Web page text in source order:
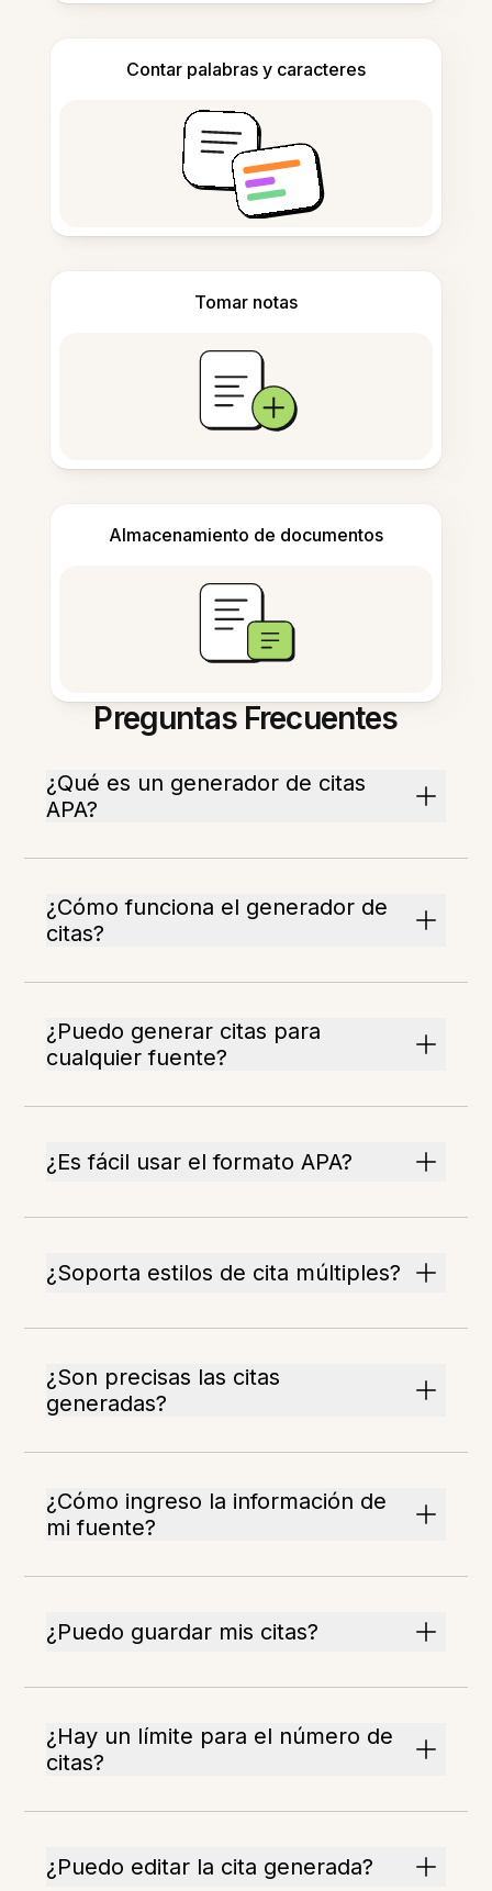
Contar palabras y caracteres
Tomar notas
Almacenamiento de documentos
Preguntas Frecuentes
¿Qué es un generador de citas
APA?
¿Cómo funciona el generador de
citas?
¿Puedo generar citas para
cualquier fuente?
¿Es fácil usar el formato APA?
¿Soporta estilos de cita múltiples?
¿Son precisas las citas
generadas?
¿Cómo ingreso la información de
mi fuente?
¿Puedo guardar mis citas?
¿Hay un límite para el número de
citas?
¿Puedo editar la cita generada?